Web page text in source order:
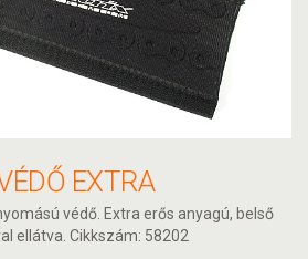
EXTRA
védő. Extra erős anyagú, belső
ellátva. Cikkszám: 58202